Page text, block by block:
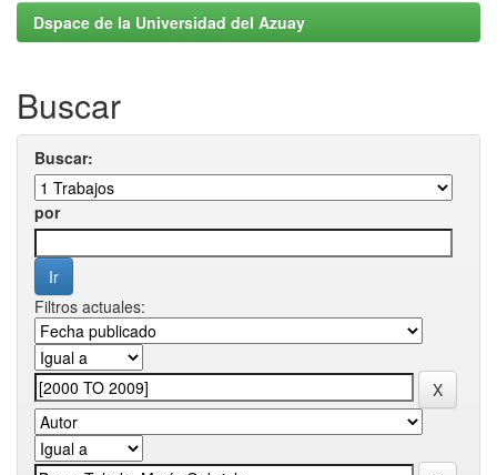
Dspace de la Universidad del Azuay
Buscar
Buscar:
por
Filtros actuales: